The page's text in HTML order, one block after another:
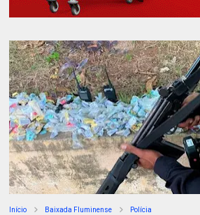
Início Baixada Fluminense Polícia